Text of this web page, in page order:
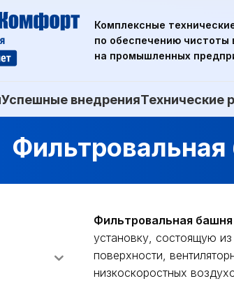
Комплексные
по обеспечению чистоты
на промышленных
Успешные внедренияТехнические
Фильтровальная башня
установку, состоящую
поверхности,
низкоскоростных